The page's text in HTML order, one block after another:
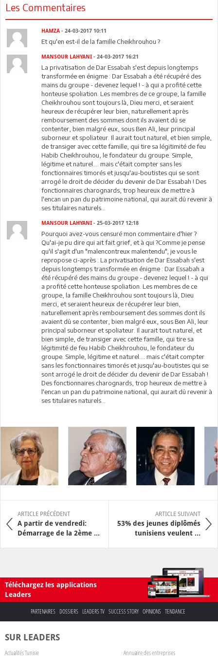
Les Commentaires
HAMZA - 24-03-2017 10:11
Et qu'en est-il de la famille Cheikhrouhou ?
MANSOUR LAHYANI - 24-03-2017 16:21
La privatisation de Dar Essabah s'est depuis longtemps
transformée en énigme : Dar Essabah a été récupéré des
mains du groupe - devenez lequel ! - à qui a profité cette
honteuse spoliation. Les membres de ce groupe, la famille
Cheikhrouhou sont toujours là, Dieu merci, et seraient
heureux de récupérer leur bien, naturellement après
remboursement des sommes dont ils avaient dû se
contenter, bien malgré eux, sous Ben Ali, leur principal
suborneur et spoliateur. Il aurait tout naturel, et bien simple,
de transiger avec cette famille, qui tire sa légitimité de feu
Habib Cheikhrouhou, le fondateur du groupe. Simple,
légitime et naturel.... mais c'était compter sans les
fonctionnaires timorés et jusqu'au-boutistes qui se sont
arrogé le droit de décider du devenir de Dar Essabah ! Des
fonctionnaires charognards, trop heureux de mettre à
l'encan un pan du patrimoine national, qui aurait dû revenir à
ses titulaires naturels...
MANSOUR LAHYANI - 25-03-2017 12:18
Pourquoi avez-vous censuré mon commentaire d'hier ?
Qu'ai-je pu dire qui ait fait grief, et à qui ?Comme je pense
qu'il s'agit d'un "malencontreux malentendu", je vous le
repropose ci-après : La privatisation de Dar Essabah s'est
depuis longtemps transformée en énigme : Dar Essabah a
été récupéré des mains du groupe - devenez lequel ! - à qui
a profité cette honteuse spoliation. Les membres de ce
groupe, la famille Cheikhrouhou sont toujours là, Dieu
merci, et seraient heureux de récupérer leur bien,
naturellement après remboursement des sommes dont ils
avaient dû se contenter, bien malgré eux, sous Ben Ali, leur
principal suborneur et spoliateur. Il aurait tout naturel, et
bien simple, de transiger avec cette famille, qui tire sa
légitimité de feu Habib Cheikhrouhou, le fondateur du
groupe. Simple, légitime et naturel.... mais c'était compter
sans les fonctionnaires timorés et jusqu'au-boutistes qui se
sont arrogé le droit de décider du devenir de Dar Essabah !
Des fonctionnaires charognards, trop heureux de mettre à
l'encan un pan du patrimoine national, qui aurait dû revenir à
ses titulaires naturels...
ARTICLE PRÉCÉDENT
A partir de vendredi:
Démarrage de la 2ème ...
ARTICLE SUIVANT
53% des jeunes diplômés
tunisiens veulent ...
Téléchargez les applications
Leaders
PARTENAIRES DOSSIERS LEADERS TV SUCCESS STORY OPINIONS TENDANCE
SUR LEADERS
Actualités Tunisie Annuaire des entreprises